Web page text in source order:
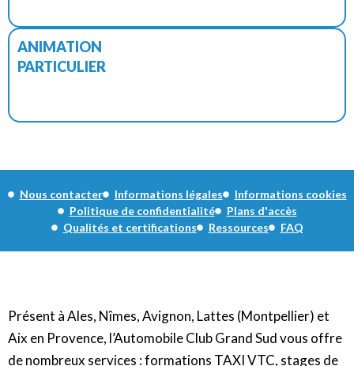
ANIMATION
PARTICULIER
Nous contacter Informations légales
Informations cookies
Politique de confidentialité
Plans d'accès
Qualités et certifications
Ressources FAQ
Présent à Ales, Nîmes, Avignon, Lattes (Montpellier) et
Aix en Provence, l’Automobile Club Grand Sud vous offre
de nombreux services : formations TAXI VTC, stages de